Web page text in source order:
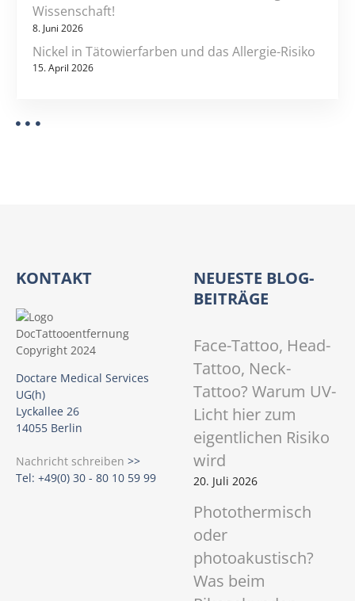
Wissenschaft!
8. Juni 2026
Nickel in Tätowierfarben und das Allergie-Risiko
15. April 2026
KONTAKT
Doctare Medical Services
UG(h)
Lyckallee 26
14055 Berlin
Nachricht schreiben >>
Tel: +49(0) 30 - 80 10 59 99
NEUESTE BLOG-
BEITRÄGE
Face-Tattoo, Head-
Tattoo, Neck-
Tattoo? Warum UV-
Licht hier zum
eigentlichen Risiko
wird
20. Juli 2026
Photothermisch
oder
photoakustisch?
Was beim